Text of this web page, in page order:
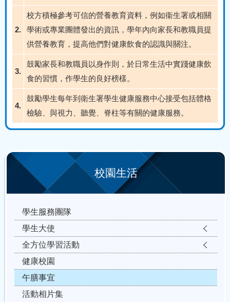
2.
校方積極參考可信的營養教育資料，例如衞生署或相關
學術或專業團體發出的資訊，學年內向家長和教職員提
供營養教育，提高他們對健康飲食的認識與關注。
3.
鼓勵家長和教職員以身作則，於日常生活中實踐健康飲
食的習慣，作學生的良好榜樣。
4.
鼓勵學生每年到衛生署學生健康服務中心接受包括體格
檢驗、與視力、聽覺、脊柱等有關的健康服務。
校園生活
學生服務團隊
學生大使
全方位學習活動
健康校園
午膳事宜
活動相片集